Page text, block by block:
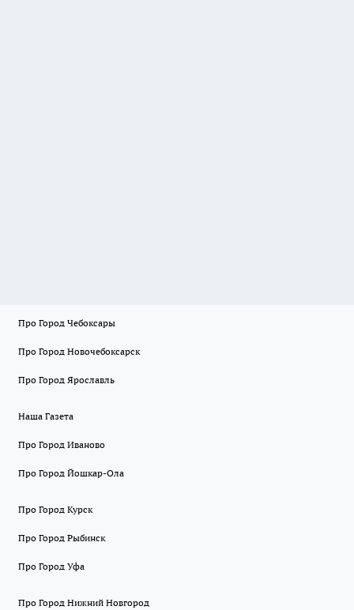
Про Город Чебоксары
Про Город Новочебоксарск
Про Город Ярославль
Наша Газета
Про Город Иваново
Про Город Йошкар-Ола
Про Город Курск
Про Город Рыбинск
Про Город Уфа
Про Город Нижний Новгород